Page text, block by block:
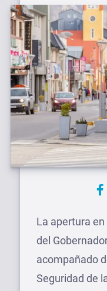
La apertura
del
acompañado
Seguridad de